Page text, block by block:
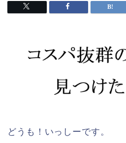
どうも！いっしーです。